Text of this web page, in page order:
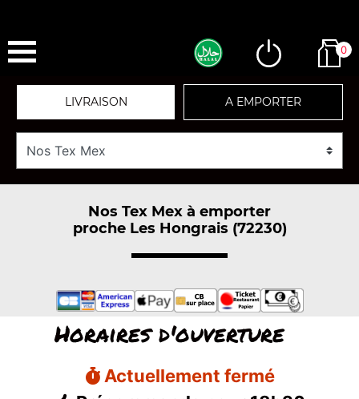
0
LIVRAISON A EMPORTER
Nos Tex Mex à emporter
proche Les Hongrais (72230)
Horaires d'ouverture
Actuellement fermé